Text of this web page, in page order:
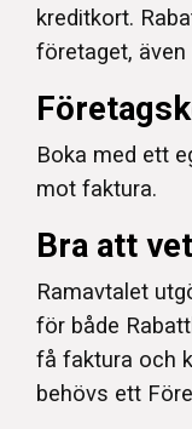
kreditkort.
företaget,
Boka med ett
mot faktura.
Bra att
Ramavtalet
för både
få faktura och
behövs ett